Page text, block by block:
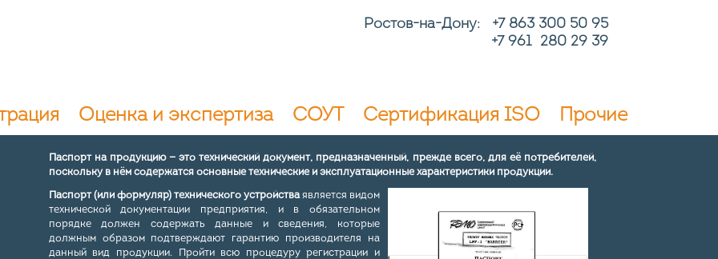
Ростов-на-Дону: +7863 300 50 95
+7 961 280 29 39
Оценка и экспертиза СОУТ Сертификация ISO Прочие
Паспорт на продукцию— это технический документ, предназначенный, прежде всего, для её потребителей,
поскольку в нём содержатся основные технические и эксплуатационные характеристики продукции.
Паспорт (или формуляр) технического устройстваявляется видом
технической документации предприятия, и в обязательном
порядке должен содержать данные и сведения, которые
должным образом подтверждают гарантию производителя на
данный вид продукции. Пройти всю процедуру регистрации и